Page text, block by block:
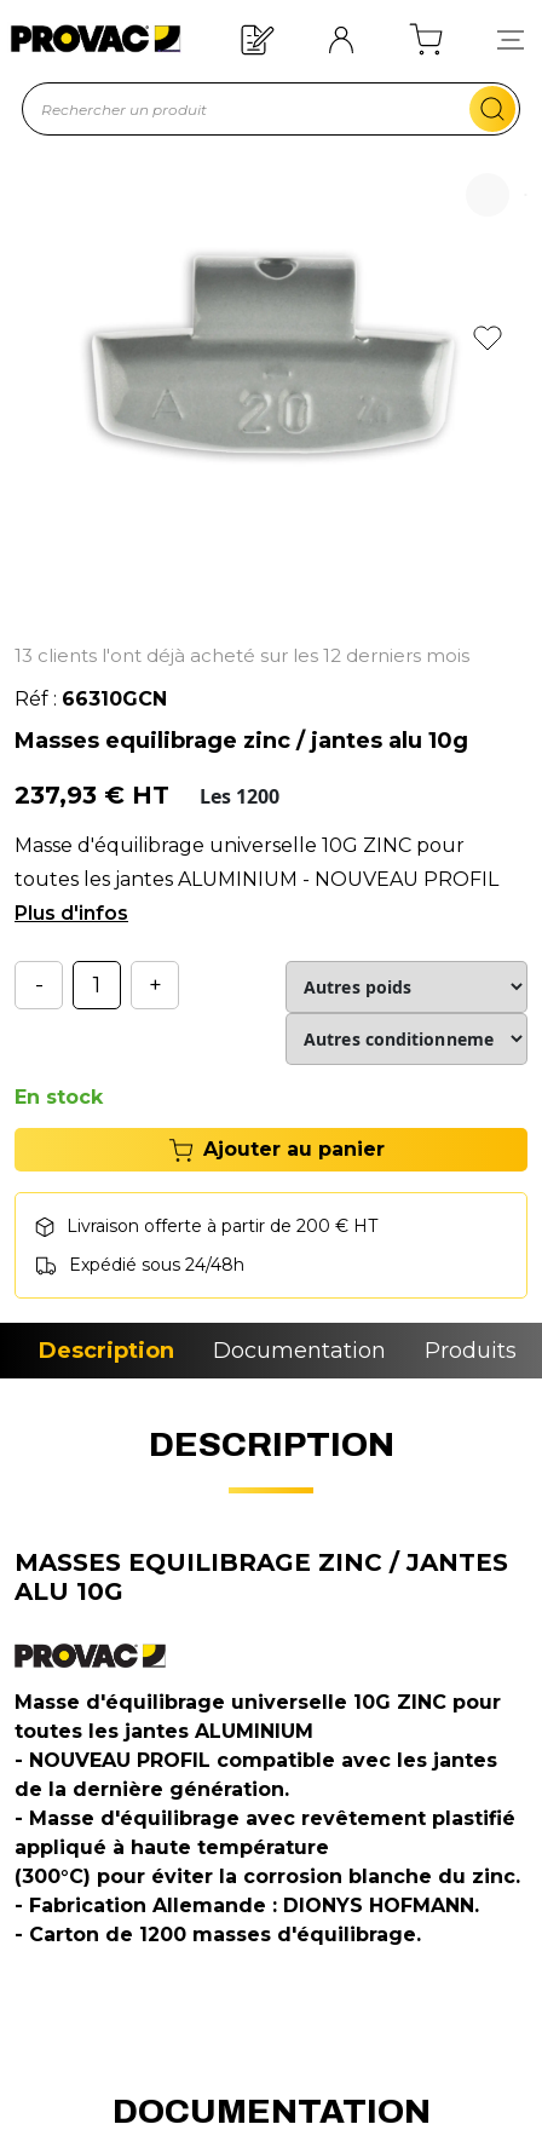
Offre de bienvenue : 20€ offerts !
En savoir plus
13 clients l'ont déjà acheté sur les 12 derniers mois
Réf : 66310GCN
Masses equilibrage zinc / jantes alu 10g
237,93 € HT Les 1200
Masse d'équilibrage universelle 10G ZINC pour
toutes les jantes ALUMINIUM - NOUVEAU PROFIL
compatible avec les jantes de la dernière génération.
- +
En stock
Ajouter au panier
Livraison offerte à partir de 200 € HT
Expédié sous 24/48h
Description Documentation Produits
DESCRIPTION
MASSES EQUILIBRAGE ZINC / JANTES
ALU 10G
Masse d'équilibrage universelle 10G ZINC pour
toutes les jantes ALUMINIUM
- NOUVEAU PROFIL compatible avec les jantes
de la dernière génération.
- Masse d'équilibrage avec revêtement plastifié
appliqué à haute température
(300°C) pour éviter la corrosion blanche du zinc.
- Fabrication Allemande : DIONYS HOFMANN.
- Carton de 1200 masses d'équilibrage.
DOCUMENTATION